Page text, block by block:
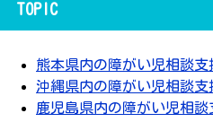
TOPIC
熊本県内の障がい児相談支
沖縄県内の障がい児相談支
鹿児島県内の障がい児相談